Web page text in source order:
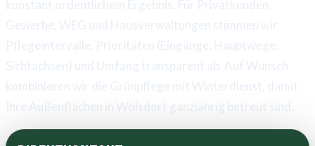
Ihre Außenflächen in Wolsdorf ganzjährig betreut sind.